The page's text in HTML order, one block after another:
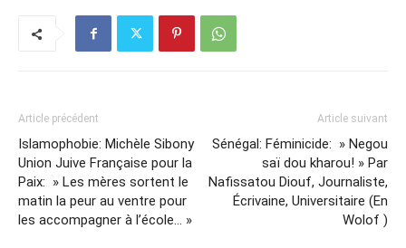
Article précédent
Islamophobie: Michèle Sibony
Union Juive Française pour la
Paix: » Les mères sortent le
matin la peur au ventre pour
les accompagner à l’école… »
Article suivant
Sénégal: Féminicide: » Negou
saï dou kharou! » Par
Nafissatou Diouf, Journaliste,
Écrivaine, Universitaire (En
Wolof )